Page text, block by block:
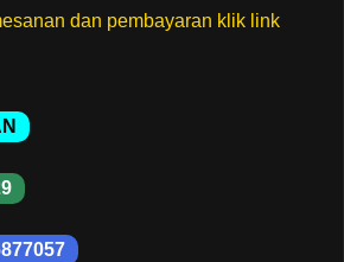
dan pembayaran klik link